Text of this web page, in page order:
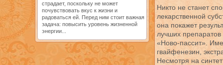
страдает, поскольку не может
почувствовать вкус к жизни и
радоваться ей. Перед ним стоит важная
задача: повысить уровень жизненной
энергии...
Никто не станет
лекарственной
она покажет
лучших препаратов
«Ново-пассит».
гвайфенезин,
Несмотря на